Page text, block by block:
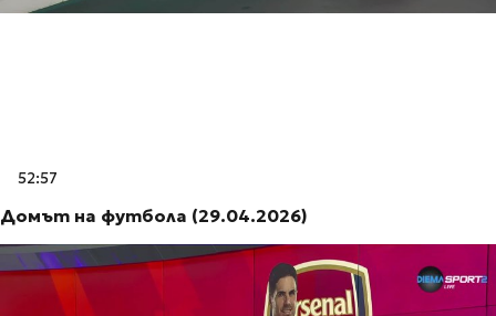
52:57
Домът на футбола (29.04.2026)